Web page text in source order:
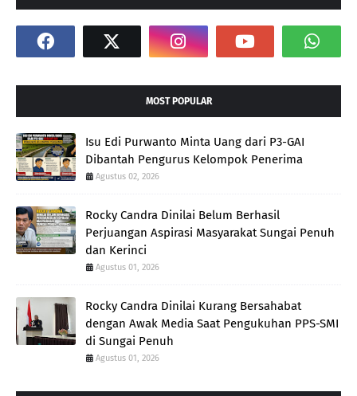
MOST POPULAR
Isu Edi Purwanto Minta Uang dari P3-GAI
Dibantah Pengurus Kelompok Penerima
Agustus 02, 2026
Rocky Candra Dinilai Belum Berhasil
Perjuangan Aspirasi Masyarakat Sungai Penuh
dan Kerinci
Agustus 01, 2026
Rocky Candra Dinilai Kurang Bersahabat
dengan Awak Media Saat Pengukuhan PPS-SMI
di Sungai Penuh
Agustus 01, 2026